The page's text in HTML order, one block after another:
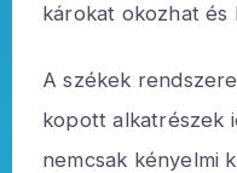
károkat okozhat és
A székek
kopott alkatrészek
nemcsak kényelmi